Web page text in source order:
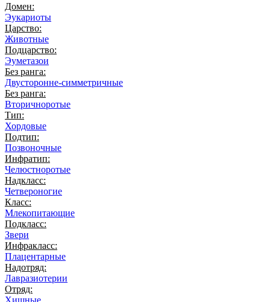
Домен:
Эукариоты
Царство:
Животные
Подцарство:
Эуметазои
Без ранга:
Двусторонне-симметричные
Без ранга:
Вторичноротые
Тип:
Хордовые
Подтип:
Позвоночные
Инфратип:
Челюстноротые
Надкласс:
Четвероногие
Класс:
Млекопитающие
Подкласс:
Звери
Инфракласс:
Плацентарные
Надотряд:
Лавразиотерии
Отряд:
Хищные